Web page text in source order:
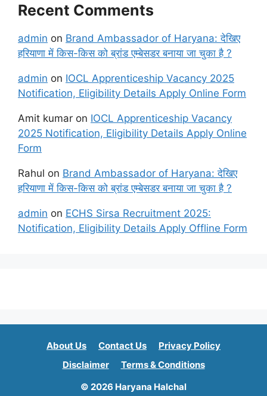
Recent Comments
admin on Brand Ambassador of Haryana: देखिए
हरियाणा में किस-किस को ब्रांड एम्बेसडर बनाया जा चुका है ?
admin on IOCL Apprenticeship Vacancy 2025
Notification, Eligibility Details Apply Online Form
Amit kumar on IOCL Apprenticeship Vacancy
2025 Notification, Eligibility Details Apply Online
Form
Rahul on Brand Ambassador of Haryana: देखिए
हरियाणा में किस-किस को ब्रांड एम्बेसडर बनाया जा चुका है ?
admin on ECHS Sirsa Recruitment 2025:
Notification, Eligibility Details Apply Offline Form
About Us Contact Us
Privacy Policy
Disclaimer
Terms & Conditions
© 2026 Haryana Halchal